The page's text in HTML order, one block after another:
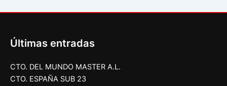
Últimas entradas
CTO. DEL MUNDO MASTER A.L.
CTO. ESPAÑA SUB 23